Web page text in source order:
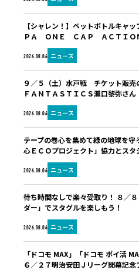
2026.08.06 ニュース
【シャレン！】ペットボトルキャ
ＰＡ ＯＮＥ ＣＡＰ ＡＣＴＩＯ
2026.08.06 ニュース
９／５（土）水戸戦 チケット販
ＦＡＮＴＡＳＴＩＣＳ瀬口黎弥さ
2026.08.06 ニュース
テープの巻心を集めて緑の地球を
心ＥＣＯプロジェクト」協力とス
2026.08.06 ニュース
待ち時間なしで楽々受取り！ ８／
ダー」でスタグルを楽しもう！
「ドコモ MAX」「ドコモ ポイ活
６／２７明治安田Ｊリーグ開幕記